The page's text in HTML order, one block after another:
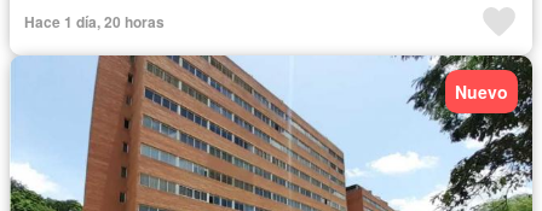
Hace 1 día, 20 horas
Nuevo